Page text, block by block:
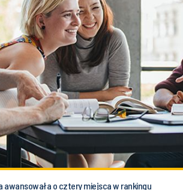
awansowała o cztery miejsca w rankingu